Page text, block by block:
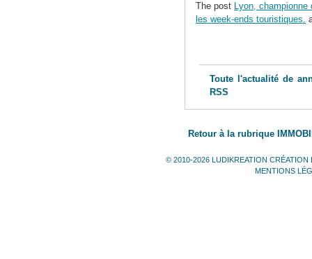
The post Lyon, championne
les week-ends touristiques.
Toute l'actualité de
RSS
Retour à la rubrique
© 2010-2026 LUDIKREATION CRÉATION
MENTIONS